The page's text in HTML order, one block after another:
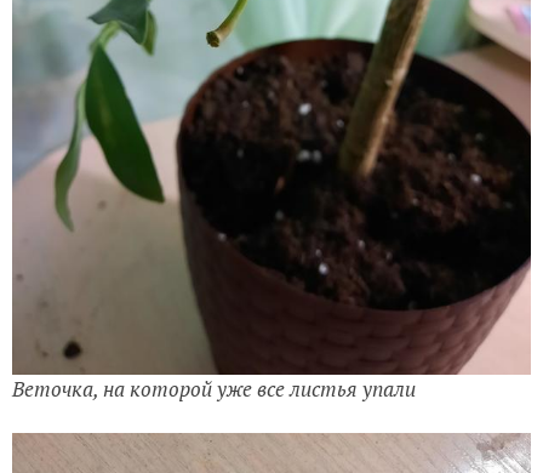
Веточка, на которой уже все листья упали